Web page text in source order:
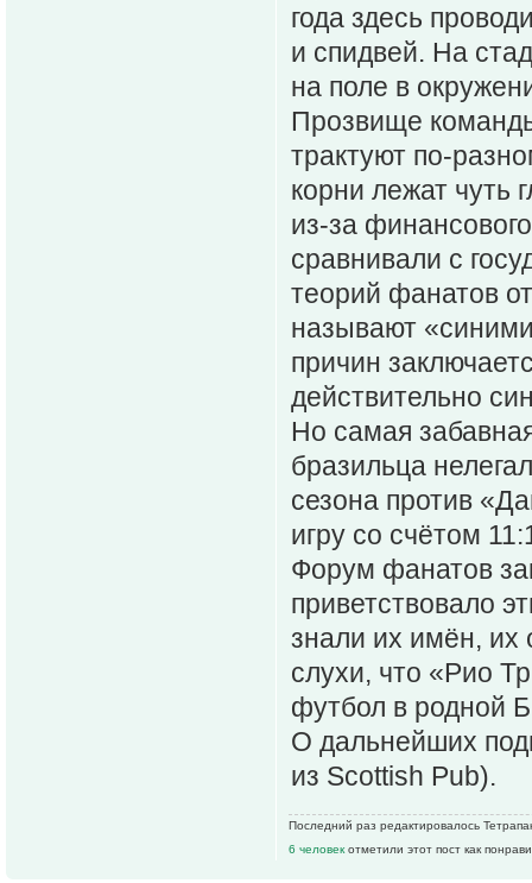
года здесь
и спидвей. На
на поле в
Прозвище
трактуют по-
корни лежат чуть
из-за
сравнивали с
теорий фанатов
называют
причин
действительно
Но самая
бразильца
сезона против
игру со счётом
Форум фанатов
приветствовало
знали их имён, их
слухи, что «Рио
футбол в родной
О дальнейших
из Scottish Pub).
Последний раз редактировалось
6 человек отметили этот пост как